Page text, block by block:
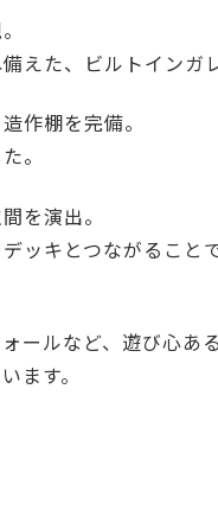
えた、ビルトインガ
作棚を完備。
。
を演出。
ッキとつながること
ールなど、遊び心あ
ます。